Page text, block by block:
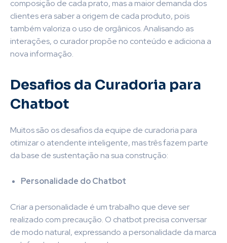
composição de cada prato, mas a maior demanda dos
clientes era saber a origem de cada produto, pois
também valoriza o uso de orgânicos. Analisando as
interações, o curador propõe no conteúdo e adiciona a
nova informação.
Desafios da Curadoria para
Chatbot
Muitos são os desafios da equipe de curadoria para
otimizar o atendente inteligente, mas três fazem parte
da base de sustentação na sua construção:
Personalidade do Chatbot
Criar a personalidade é um trabalho que deve ser
realizado com precaução. O chatbot precisa conversar
de modo natural, expressando a personalidade da marca